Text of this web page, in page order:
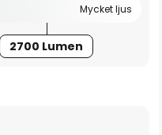
Mycket ljus
2700 Lumen